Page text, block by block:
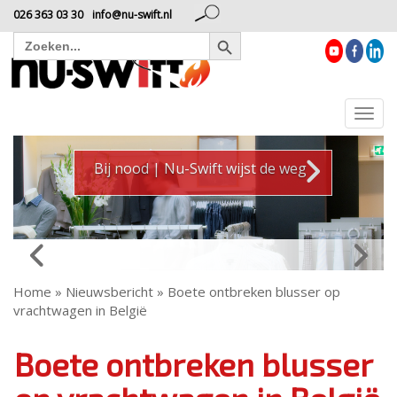
026 363 03 30
info@nu-swift.nl
Zoek
naar:
Zoekknop
T
o
g
e
n
a
a
t
Bij nood | Nu-Swift wijst de weg
Home » Nieuwsbericht » Boete ontbreken blusser op
vrachtwagen in België
Boete ontbreken blusser